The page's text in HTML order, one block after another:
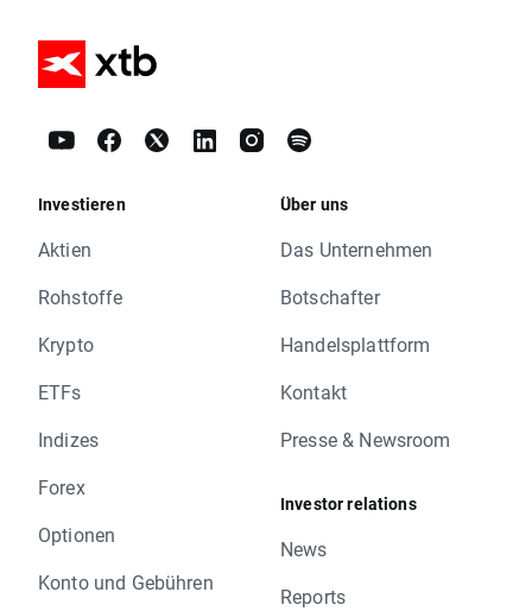
Investieren
Aktien
Rohstoffe
Krypto
ETFs
Indizes
Forex
Optionen
Konto und Gebühren
Über uns
Das Unternehmen
Botschafter
Handelsplattform
Kontakt
Presse & Newsroom
Investor relations
News
Reports